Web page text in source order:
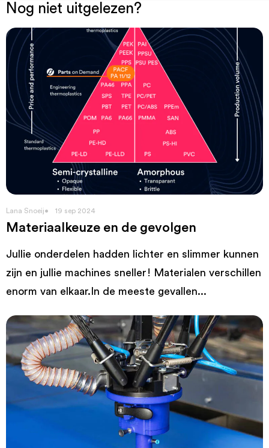
Nog niet uitgelezen?
Lana Snoeij 19 sep 2024
Materiaalkeuze en de gevolgen
Jullie onderdelen hadden lichter en slimmer kunnen
zijn en jullie machines sneller! Materialen verschillen
enorm van elkaar.In de meeste gevallen...